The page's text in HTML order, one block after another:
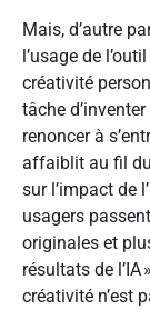
Mais, d’autre
l’usage de
créativité
tâche
renoncer à
affaiblit au fil
sur l’impact de
usagers
originales et
résultats de l’IA »
créativité n’est